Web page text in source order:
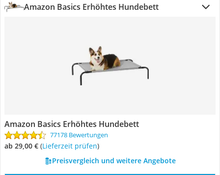
Amazon Basics Erhöhtes Hundebett
Amazon Basics Erhöhtes Hundebett
77178 Bewertungen
ab 29,00 € (Lieferzeit prüfen)
Preisvergleich und weitere Angebote